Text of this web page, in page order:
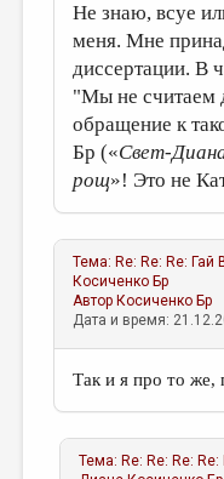
Не знаю, всуе
меня. Мне
диссертации. В
"Мы не считаем
обращение к
Бр («Свет-
рощ»! Это не
Тема: Re: Re: Re:
Косиченко Бр
Автор Косиченко Бр
Дата и время:
Так и я про то же,
Тема: Re: Re: Re: